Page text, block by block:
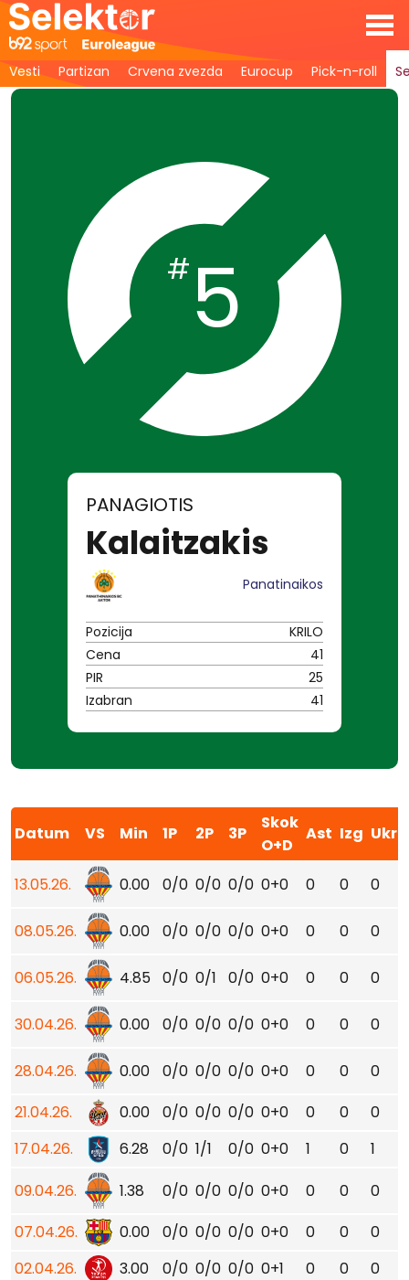
Vesti Partizan Crvena zvezda Eurocup Pick-n-roll
PANAGIOTIS
Kalaitzakis
Panatinaikos
Pozicija
KRILO
Cena
41
PIR
25
Izabran
41
#5
Datum VS Min 1P 2P 3P
Skok
O+D
Ast Izg Ukr
13.05.26. 0.00 0/0 0/0 0/0 0+0 0 0 0
08.05.26. 0.00 0/0 0/0 0/0 0+0 0 0 0
06.05.26. 4.85 0/0 0/1 0/0 0+0 0 0 0
30.04.26. 0.00 0/0 0/0 0/0 0+0 0 0 0
28.04.26. 0.00 0/0 0/0 0/0 0+0 0 0 0
21.04.26.
0.00 0/0 0/0 0/0 0+0 0 0 0
17.04.26.
6.28 0/0 1/1 0/0 0+0 1 0 1
09.04.26.
1.38 0/0 0/0 0/0 0+0 0 0 0
07.04.26.
0.00 0/0 0/0 0/0 0+0 0 0 0
02.04.26.
3.00 0/0 0/0 0/0 0+1 0 0 0